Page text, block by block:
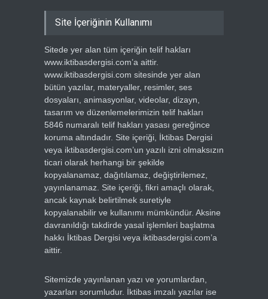
Site İçeriğinin Kullanımı
Sitede yer alan tüm içeriğin telif hakları
www.iktibasdergisi.com’a aittir.
www.iktibasdergisi.com sitesinde yer alan
bütün yazılar, materyaller, resimler, ses
dosyaları, animasyonlar, videolar, dizayn,
tasarım ve düzenlemelerimizin telif hakları
5846 numaralı telif hakları yasası gereğince
koruma altındadır. Site içeriği, İktibas Dergisi
veya iktibasdergisi.com’un yazılı izni olmaksızın
ticari olarak herhangi bir şekilde
kopyalanamaz, dağıtılamaz, değiştirilemez,
yayınlanamaz. Site içeriği, fikri amaçlı olarak,
ancak kaynak belirtilmek suretiyle
kopyalanabilir ve kullanımı mümkündür. Aksine
davranıldığı takdirde yasal işlemleri başlatma
hakkı İktibas Dergisi veya iktibasdergisi.com’a
aittir.
Sitemizde yayınlanan yazı ve yorumlardan,
yazarları sorumludur. İktibas imzalı yazılar ise